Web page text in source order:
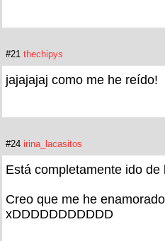
#21 thechipys
jajajajaj como me he reído!
#24 irina_lacasitos
Está completamente ido de
Creo que me he
xDDDDDDDDDDD